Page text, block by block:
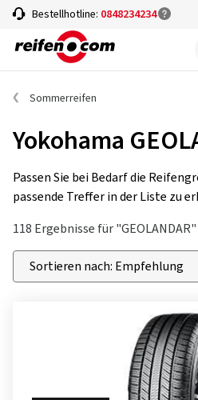
Bestellhotline: 0848234234
Sommerreifen
Yokohama
Passen Sie bei Bedarf die
passende Treffer in der Liste zu
118 Ergebnisse für "GEOLANDAR"